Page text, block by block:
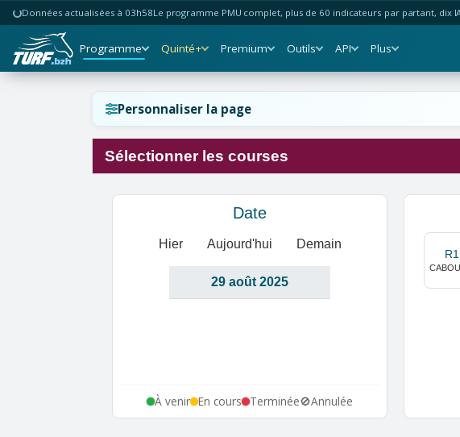
Données actualisées à 03h58Le programme PMU complet, plus de 60 indicateurs par partant, dix
Programme Quinté+ Premium Outils API Plus
Personnaliser la page
Sélectionner les courses
Date
Hier Aujourd'hui Demain
À venir En cours Terminée🚫Annulée
R1
Réinitialiser l'affichage ?
Annuler